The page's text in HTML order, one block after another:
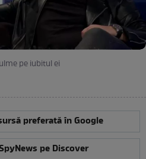
pe iubitul ei
preferată în Google
pe Discover